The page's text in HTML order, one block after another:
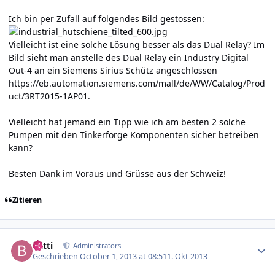
Ich bin per Zufall auf folgendes Bild gestossen:
Vielleicht ist eine solche Lösung besser als das Dual Relay? Im
Bild sieht man anstelle des Dual Relay ein Industry Digital
Out-4 an ein Siemens Sirius Schütz angeschlossen
https://eb.automation.siemens.com/mall/de/WW/Catalog/Prod
uct/3RT2015-1AP01 .
Vielleicht hat jemand ein Tipp wie ich am besten 2 solche
Pumpen mit den Tinkerforge Komponenten sicher betreiben
kann?
Besten Dank im Voraus und Grüsse aus der Schweiz!
Zitieren
batti Administrators
GeschriebenOctober 1, 2013 at 08:511. Okt 2013